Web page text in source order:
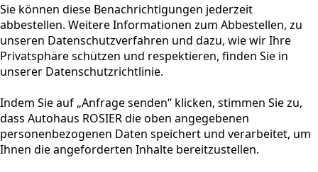
Sie können diese Benachrichtigungen jederzeit
abbestellen. Weitere Informationen zum Abbestellen, zu
unseren Datenschutzverfahren und dazu, wie wir Ihre
Privatsphäre schützen und respektieren, finden Sie in
unserer Datenschutzrichtlinie.
Indem Sie auf „Anfrage senden“ klicken, stimmen Sie zu,
dass Autohaus ROSIER die oben angegebenen
personenbezogenen Daten speichert und verarbeitet, um
Ihnen die angeforderten Inhalte bereitzustellen.